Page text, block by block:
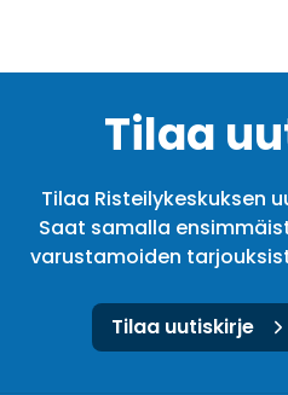
Tilaa
Tilaa Risteilykeskuksen
Saat samalla
varustamoiden
Tilaa uutiskirje